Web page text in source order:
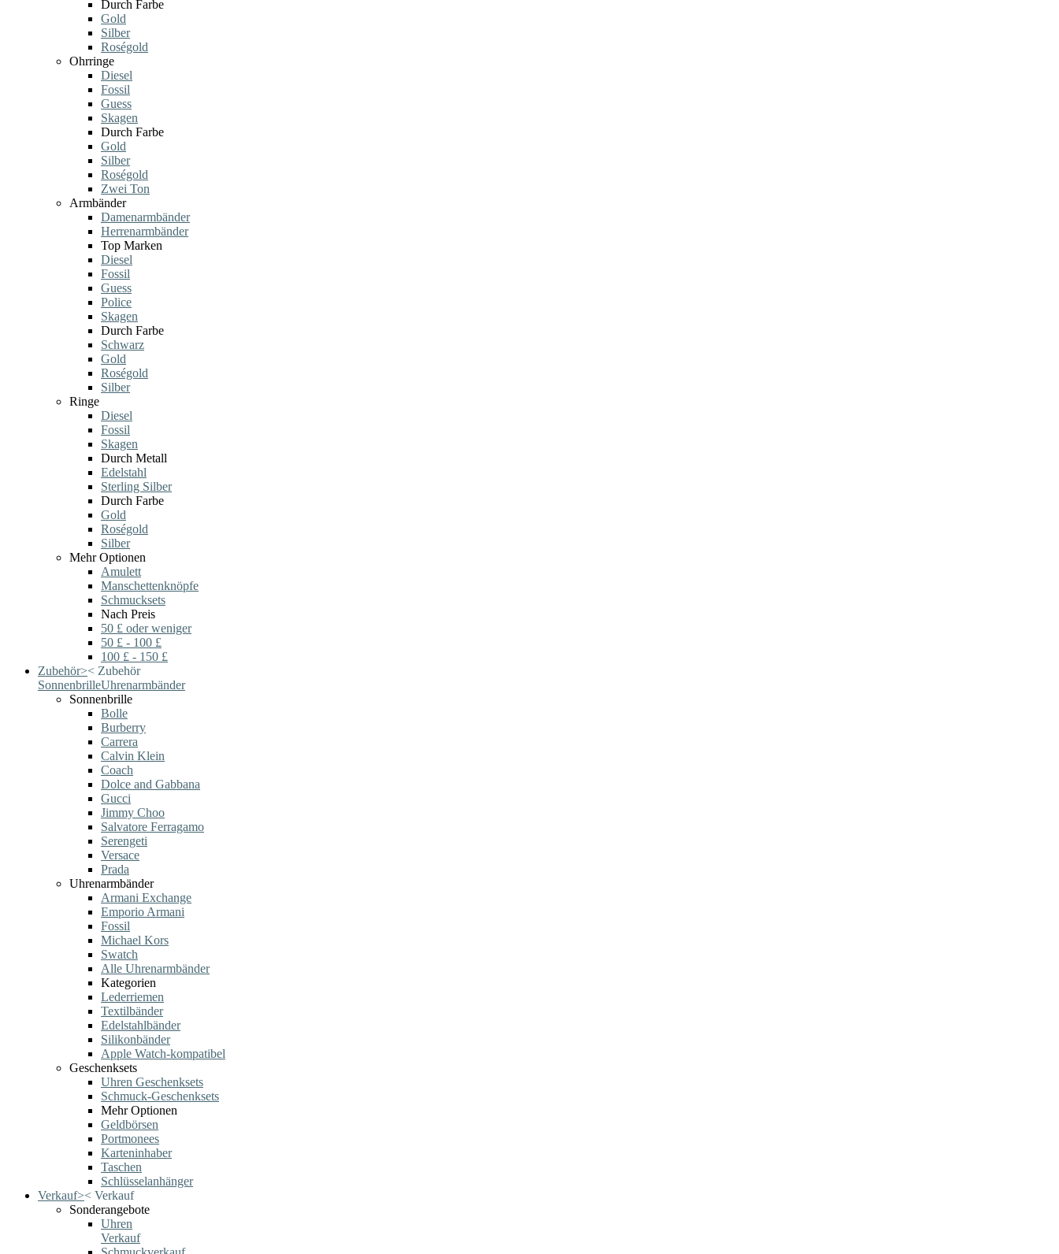
Durch Farbe
Gold
Silber
Roségold
Ohrringe
Diesel
Fossil
Guess
Skagen
Durch Farbe
Gold
Silber
Roségold
Zwei Ton
Armbänder
Damenarmbänder
Herrenarmbänder
Top Marken
Diesel
Fossil
Guess
Police
Skagen
Durch Farbe
Schwarz
Gold
Roségold
Silber
Ringe
Diesel
Fossil
Skagen
Durch Metall
Edelstahl
Sterling Silber
Durch Farbe
Gold
Roségold
Silber
Mehr Optionen
Amulett
Manschettenknöpfe
Schmucksets
Nach Preis
50 £ oder weniger
50 £ - 100 £
100 £ - 150 £
Zubehör>< Zubehör
SonnenbrilleUhrenarmbänder
Sonnenbrille
Bolle
Burberry
Carrera
Calvin Klein
Coach
Dolce and Gabbana
Gucci
Jimmy Choo
Salvatore Ferragamo
Serengeti
Versace
Prada
Uhrenarmbänder
Armani Exchange
Emporio Armani
Fossil
Michael Kors
Swatch
Alle Uhrenarmbänder
Kategorien
Lederriemen
Textilbänder
Edelstahlbänder
Silikonbänder
Apple Watch-kompatibel
Geschenksets
Uhren Geschenksets
Schmuck-Geschenksets
Mehr Optionen
Geldbörsen
Portmonees
Karteninhaber
Taschen
Schlüsselanhänger
Verkauf>< Verkauf
Sonderangebote
Uhren
Verkauf